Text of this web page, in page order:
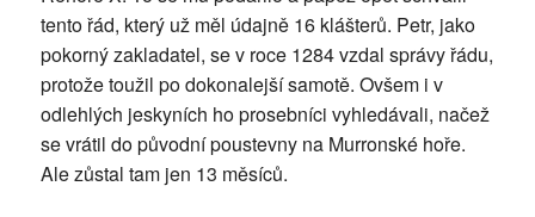
tento řád, který už měl údajně 16 klášterů. Petr, jako
pokorný zakladatel, se v roce 1284 vzdal správy řádu,
protože toužil po dokonalejší samotě. Ovšem i v
odlehlých jeskyních ho prosebníci vyhledávali, načež
se vrátil do původní poustevny na Murronské hoře.
Ale zůstal tam jen 13 měsíců.